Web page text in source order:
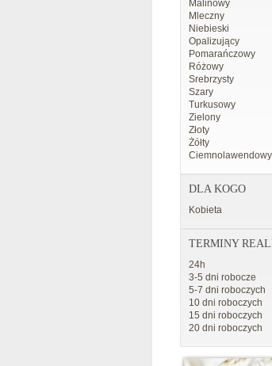
Malinowy
Mleczny
Niebieski
Opalizujący
Pomarańczowy
Różowy
Srebrzysty
Szary
Turkusowy
Zielony
Złoty
Żółty
Ciemnolawendowy
DLA KOGO
Kobieta
TERMINY
24h
3-5 dni robocze
5-7 dni roboczych
10 dni roboczych
15 dni roboczych
20 dni roboczych